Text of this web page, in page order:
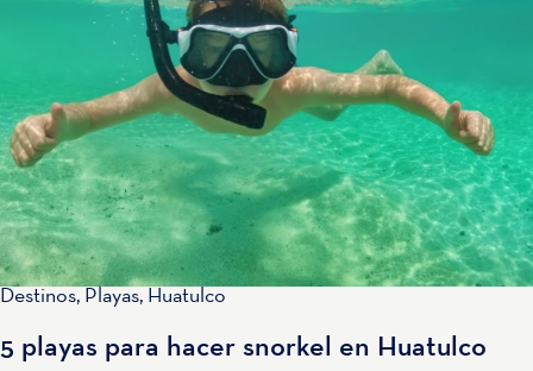
Destinos, Playas, Huatulco
5 playas para hacer snorkel en Huatulco